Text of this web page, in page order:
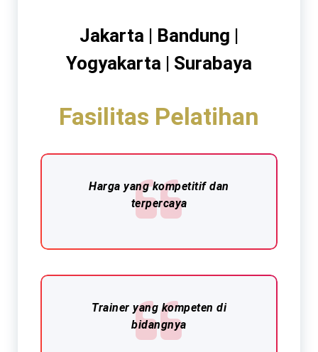
Jakarta | Bandung |
Yogyakarta | Surabaya
Fasilitas Pelatihan
Harga yang kompetitif dan
terpercaya
Trainer yang kompeten di
bidangnya